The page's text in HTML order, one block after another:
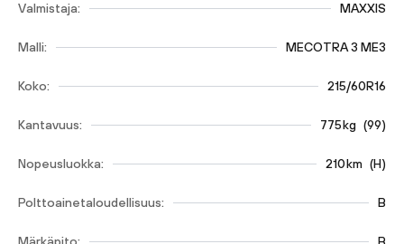
Valmistaja: MAXXIS
Malli: MECOTRA 3 ME3
Koko: 215/60R16
Kantavuus: 775kg (99)
Nopeusluokka: 210km (H)
Polttoainetaloudellisuus: B